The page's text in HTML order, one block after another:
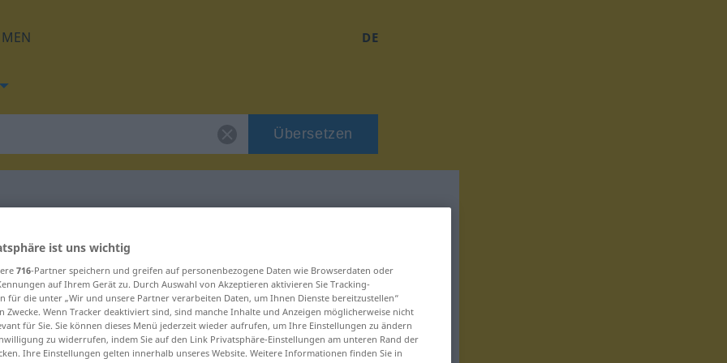
DE
Übersetzen
für "Verruf"
ist uns wichtig
716-Partner speichern und greifen auf personenbezogene Daten wie Browserdaten oder
auf Ihrem Gerät zu. Durch Auswahl von Akzeptieren aktivieren Sie Tracking-
für die unter „Wir und unsere Partner verarbeiten Daten, um Ihnen Dienste bereitzustellen“
Zwecke. Wenn Tracker deaktiviert sind, sind manche Inhalte und Anzeigen möglicherweise nicht
für Sie. Sie können dieses Menü jederzeit wieder aufrufen, um Ihre Einstellungen zu ändern
zu widerrufen, indem Sie auf den Link Privatsphäre-Einstellungen am unteren Rand der
Ihre Einstellungen gelten innerhalb unseres Website. Weitere Informationen finden Sie in